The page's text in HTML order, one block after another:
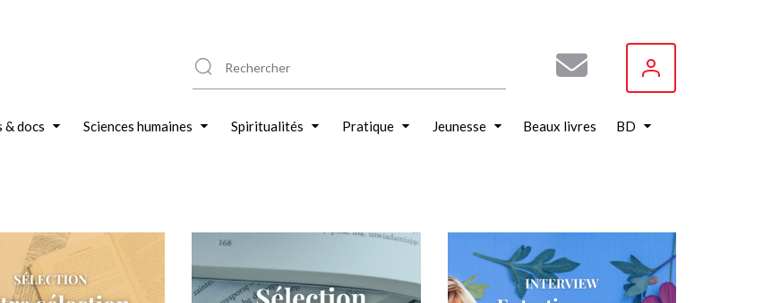
& docs Sciences humaines Spiritualités Pratique Jeunesse Beaux livres BD
Image